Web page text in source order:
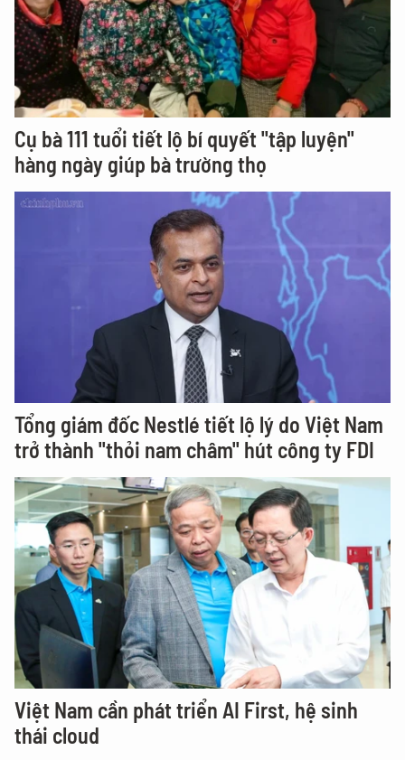
Cụ bà 111 tuổi tiết lộ bí quyết "tập luyện"
hàng ngày giúp bà trường thọ
Tổng giám đốc Nestlé tiết lộ lý do Việt Nam
trở thành "thỏi nam châm" hút công ty FDI
Việt Nam cần phát triển AI First, hệ sinh
thái cloud